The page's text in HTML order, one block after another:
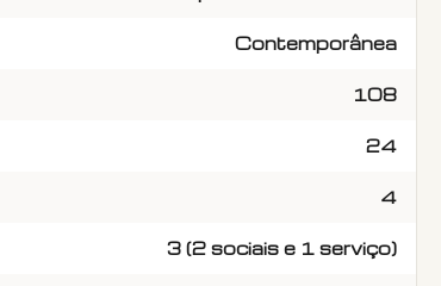
Contemporânea
108
24
4
3 (2 sociais e 1 serviço)